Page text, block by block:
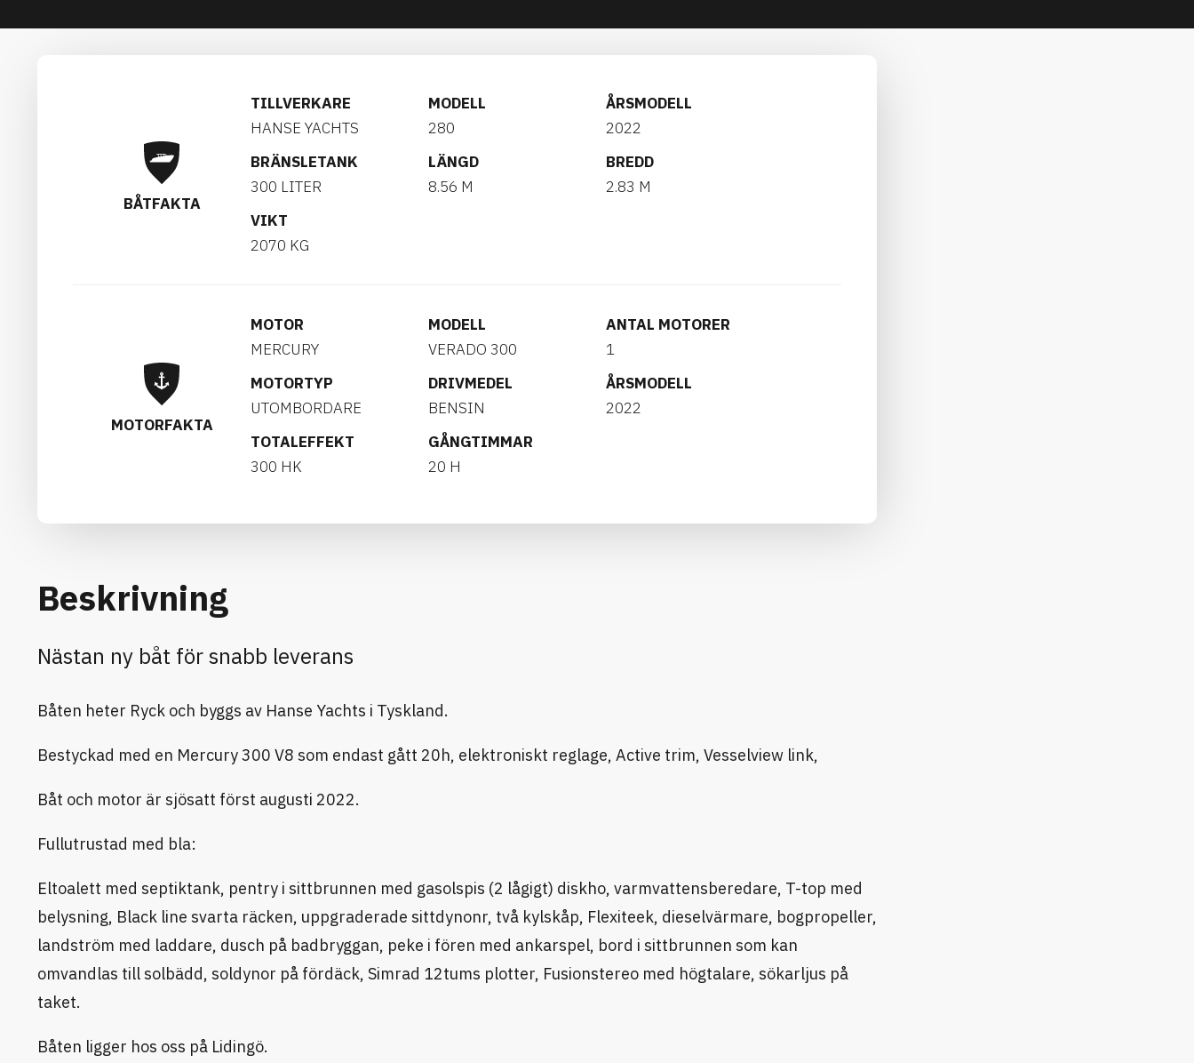
BÅTFAKTA
TILLVERKARE
HANSE YACHTS
MODELL
280
ÅRSMODELL
2022
BRÄNSLETANK
300 LITER
LÄNGD
8.56 M
BREDD
2.83 M
VIKT
2070 KG
MOTORFAKTA
MOTOR
MERCURY
MODELL
VERADO 300
ANTAL MOTORER
1
MOTORTYP
UTOMBORDARE
DRIVMEDEL
BENSIN
ÅRSMODELL
2022
TOTALEFFEKT
300 HK
GÅNGTIMMAR
20 H
Beskrivning
Nästan ny båt för snabb leverans
Båten heter Ryck och byggs av Hanse Yachts i Tyskland.
Bestyckad med en Mercury 300 V8 som endast gått 20h, elektroniskt reglage, Active trim, Vesselview link,
Båt och motor är sjösatt först augusti 2022.
Fullutrustad med bla:
Eltoalett med septiktank, pentry i sittbrunnen med gasolspis (2 lågigt) diskho, varmvattensberedare, T-top med
belysning, Black line svarta räcken, uppgraderade sittdynonr, två kylskåp, Flexiteek, dieselvärmare, bogpropeller,
landström med laddare, dusch på badbryggan, peke i fören med ankarspel, bord i sittbrunnen som kan
omvandlas till solbädd, soldynor på fördäck, Simrad 12tums plotter, Fusionstereo med högtalare, sökarljus på
taket.
Båten ligger hos oss på Lidingö.